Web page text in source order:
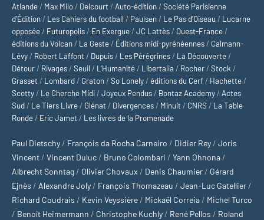
Atlande / Max Milo / Delcourt / Auto-édition /Société Parisienne
d'Édition / Les Cahiers du football / Paulsen / Le Pas d’Oiseau / Lucarne
opposée / Futuropolis / En Exergue /JC Lattès / Ouest-France /
éditions du Volcan / La Geste / Éditions midi-pyrénéennes / Calmann-
Lévy / Robert Laffont / Dupuis / Les Pérégrines / La Découverte /
Détour / Rivages /Seuil / L'Humanité / Libertalia / Rocher /Stock /
Grasset / Lombard / Graton /So Lonely /éditions du Cerf / Hachette /
Scotty / Le Cherche Midi /Joyeux Pendus / Bontaz Academy / Actes
Sud / Le Tiers Livre / Glénat / Divergences / Minuit / CNRS / La Table
Ronde / Eric Jamet / Les livres de la Promenade
Paul Dietschy / François da Rocha Carneiro / Didier Rey / Joris
Vincent / Vincent Duluc / Bruno Colombari / Yann Ohnona /
Albrecht Sonntag / Olivier Chovaux / Denis Chaumier / Gérard
Ejnès / Alexandre Joly / François Thomazeau / Jean-Luc Gatellier /
Richard Coudrais / Kevin Veyssière / Mickaël Correia / Michel Turco
/ Benoît Heimermann / Christophe Kuchly / René Pellos / Roland